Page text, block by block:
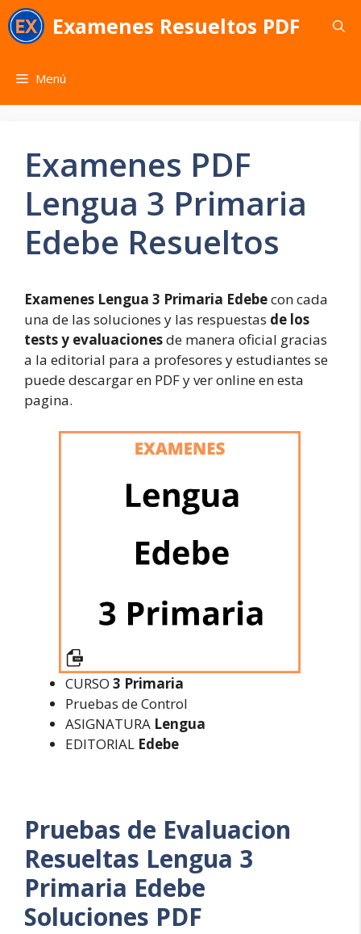
Saltar
al
contenido
Examenes Resueltos PDF
Menú
Examenes PDF
Lengua 3 Primaria
Edebe Resueltos
Examenes Lengua 3 Primaria Edebecon cada
una de las soluciones y las respuestas de los
tests y evaluacionesde manera oficial gracias
a la editorial para a profesores y estudiantes se
puede descargar en PDF y ver online en esta
pagina.
CURSO 3 Primaria
Pruebas de Control
ASIGNATURA Lengua
EDITORIAL Edebe
Pruebas de Evaluacion
Resueltas Lengua 3
Primaria Edebe
Soluciones PDF